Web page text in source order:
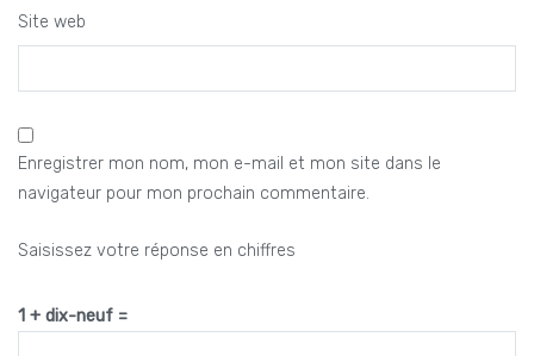
Site web
Enregistrer mon nom, mon e-mail et mon site dans le
navigateur pour mon prochain commentaire.
Saisissez votre réponse en chiffres
1 + dix-neuf =